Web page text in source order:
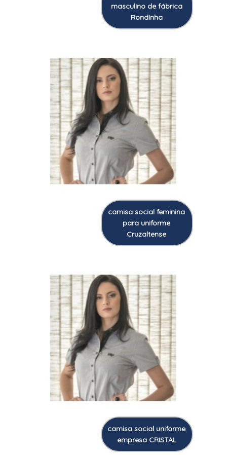
masculino de fábrica
Rondinha
camisa social feminina
para uniforme
Cruzaltense
camisa social uniforme
empresa CRISTAL